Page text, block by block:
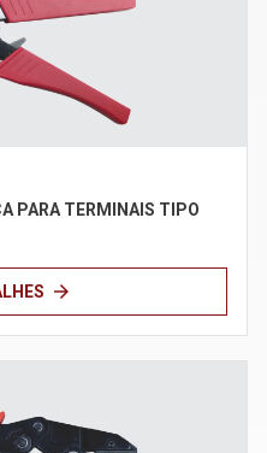
PARA TERMINAIS TIPO
arrow_forward